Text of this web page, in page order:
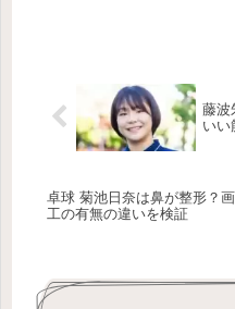
藤波
いい
卓球 菊池日奈は鼻が整形？
工の有無の違いを検証